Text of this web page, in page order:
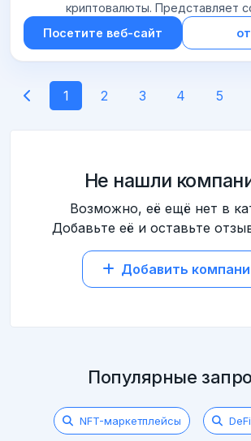
криптовалюты. Представляет
международный Р2Р-
котором сделки проводятся
людьми. В рамках обмена
Посетите веб-сайт
1 2 3 4 5
Не нашли
Возможно, её ещё нет в
Добавьте её и оставьте
Добавить
Популярные
NFT-маркетплейсы